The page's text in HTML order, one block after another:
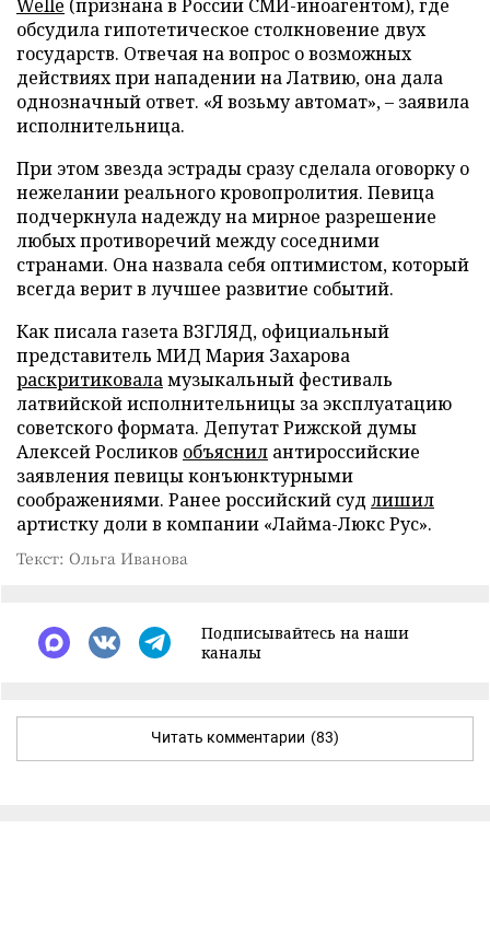
Welle (признана в России СМИ-иноагентом), где
обсудила гипотетическое столкновение двух
государств. Отвечая на вопрос о возможных
действиях при нападении на Латвию, она дала
однозначный ответ. «Я возьму автомат», – заявила
исполнительница.
При этом звезда эстрады сразу сделала оговорку о
нежелании реального кровопролития. Певица
подчеркнула надежду на мирное разрешение
любых противоречий между соседними
странами. Она назвала себя оптимистом, который
всегда верит в лучшее развитие событий.
Как писала газета ВЗГЛЯД, официальный
представитель МИД Мария Захарова
раскритиковаламузыкальный фестиваль
латвийской исполнительницы за эксплуатацию
советского формата. Депутат Рижской думы
Алексей Росликов объяснил антироссийские
заявления певицы конъюнктурными
соображениями. Ранее российский суд лишил
артистку доли в компании «Лайма-Люкс Рус».
Текст: Ольга Иванова
Подписывайтесь на наши
каналы
Читать комментарии (83)